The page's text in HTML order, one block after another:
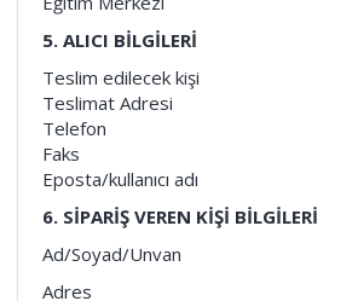
5. ALICI BİLGİLERİ
Teslim edilecek kişi
Teslimat Adresi
Telefon
Faks
Eposta/kullanıcı adı
6. SİPARİŞ VEREN KİŞİ BİLGİLERİ
Ad/Soyad/Unvan
Adres